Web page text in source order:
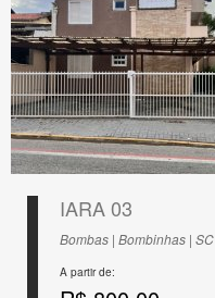
IARA 03
Bombas | Bombinhas | SC
A partir de: